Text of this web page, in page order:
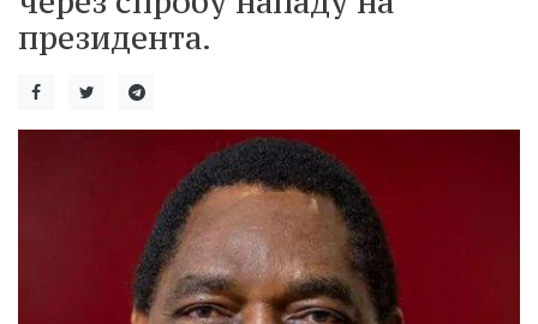
президента.